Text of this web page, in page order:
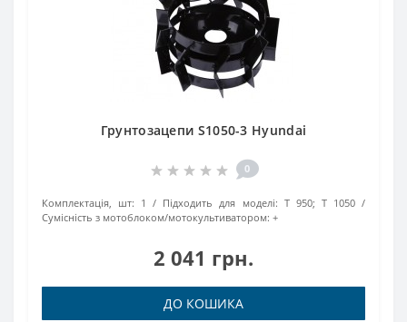
Грунтозацепи S1050-3 Hyundai
0
Комплектація, шт: 1 Підходить для моделі: Т 950; Т 1050
Сумісність з мотоблоком/мотокультиватором: +
2 041 грн.
ДО КОШИКА